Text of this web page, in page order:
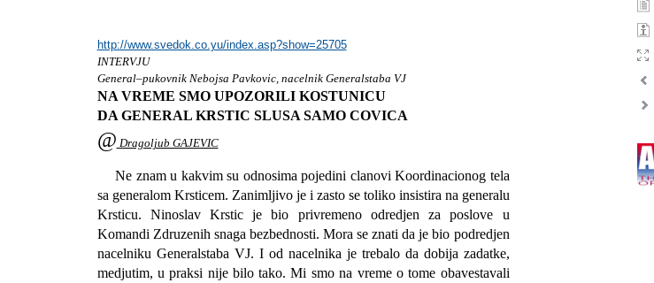
http://www.svedok.co.yu/index.asp?show=25705
INTERVJU
General–pukovnik Nebojsa Pavkovic, nacelnik Generalstaba VJ
NA VREME SMO UPOZORILI KOSTUNICU
DA GENERAL KRSTIC SLUSA SAMO COVICA
@ Dragoljub GAJEVIC
Ne znam u kakvim su odnosima pojedini clanovi Koordinacionog tela
sa generalom Krsticem. Zanimljivo je i zasto se toliko insistira na generalu
Krsticu. Ninoslav Krstic je bio privremeno odredjen za poslove u
Komandi Zdruzenih snaga bezbednosti. Mora se znati da je bio podredjen
nacelniku Generalstaba VJ. I od nacelnika je trebalo da dobija zadatke,
medjutim, u praksi nije bilo tako. Mi smo na vreme o tome obavestavali